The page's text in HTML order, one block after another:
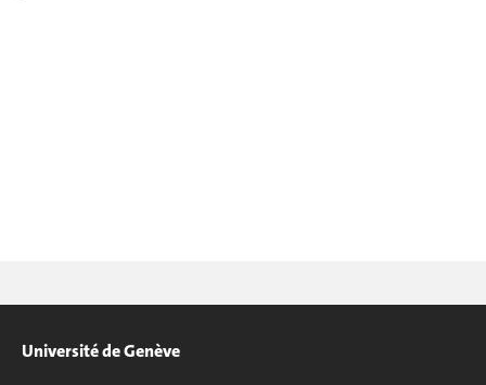
Université de Genève